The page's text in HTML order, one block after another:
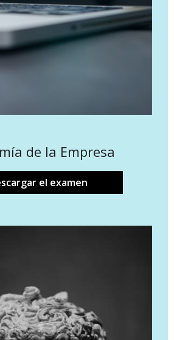
de la Empresa
el examen